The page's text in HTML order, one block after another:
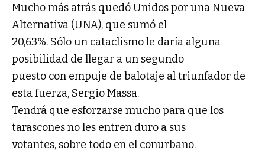
Mucho más atrás quedó Unidos por una Nueva
Alternativa (UNA), que sumó el
20,63%. Sólo un cataclismo le daría alguna
posibilidad de llegar a un segundo
puesto con empuje de balotaje al triunfador de
esta fuerza, Sergio Massa.
Tendrá que esforzarse mucho para que los
tarascones no les entren duro a sus
votantes, sobre todo en el conurbano.